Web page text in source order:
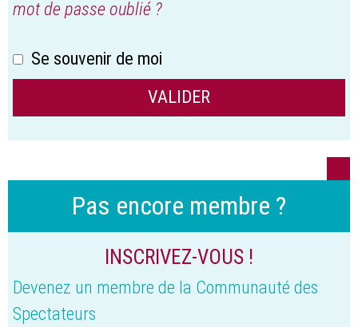
mot de passe oublié ?
Se souvenir de moi
Pas encore membre ?
INSCRIVEZ-VOUS !
Devenez un membre de la Communauté des
Spectateurs